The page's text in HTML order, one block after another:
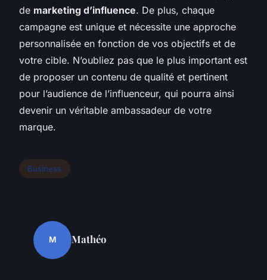
de marketing d’influence. De plus, chaque
campagne est unique et nécessite une approche
personnalisée en fonction de vos objectifs et de
votre cible. N’oubliez pas que le plus important est
de proposer un contenu de qualité et pertinent
pour l’audience de l’influenceur, qui pourra ainsi
devenir un véritable ambassadeur de votre
marque.
Business
M Mathéo